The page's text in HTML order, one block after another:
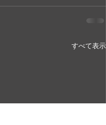
すべて表示